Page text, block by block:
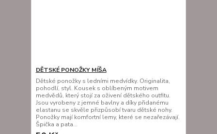
DĚTSKÉ PONOŽKY MÍŠA
Dětské ponožky s ledními medvídky. Originalita,
pohodlí, styl. Kousek s oblíbeným motivem
medvědů, který stojí za oživení dětského outfitu.
Jsou vyrobeny z jemné bavlny a díky přidanému
elastanu se skvěle přizpůsobí tvaru dětské nohy.
Ponožky mají komfortní lemy, které se nezařezávají.
Špička a pata...